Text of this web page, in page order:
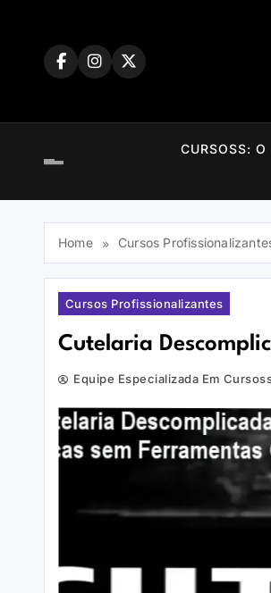
CURSOSS:
Home Cursos
Cursos Profissionalizantes
Cutelaria
Equipe Especializada Em